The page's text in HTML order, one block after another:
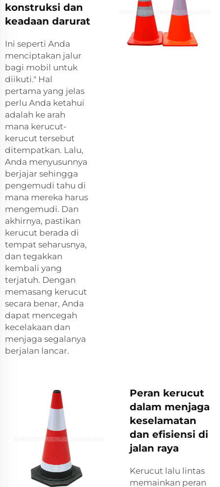
konstruksi dan
keadaan darurat
Ini seperti Anda
menciptakan jalur
bagi mobil untuk
diikuti." Hal
pertama yang jelas
perlu Anda ketahui
adalah ke arah
mana kerucut-
kerucut tersebut
ditempatkan. Lalu,
Anda menyusunnya
berjajar sehingga
pengemudi tahu di
mana mereka harus
mengemudi. Dan
akhirnya, pastikan
kerucut berada di
tempat seharusnya,
dan tegakkan
kembali yang
terjatuh. Dengan
memasang kerucut
secara benar, Anda
dapat mencegah
kecelakaan dan
menjaga segalanya
berjalan lancar.
Peran kerucut
dalam menjaga
keselamatan
dan efisiensi di
jalan raya
Kerucut lalu lintas
memainkan peran